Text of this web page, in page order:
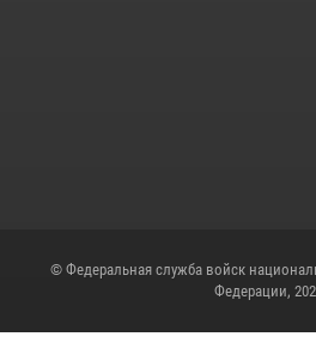
© Федеральная служба войск
Федерации,